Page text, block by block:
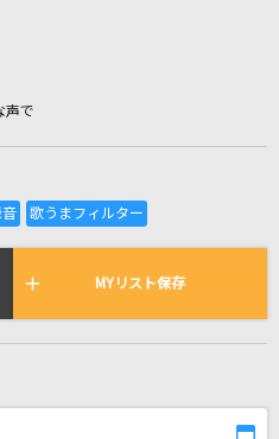
れき
れている曲の一覧
声で
MYリスト保存